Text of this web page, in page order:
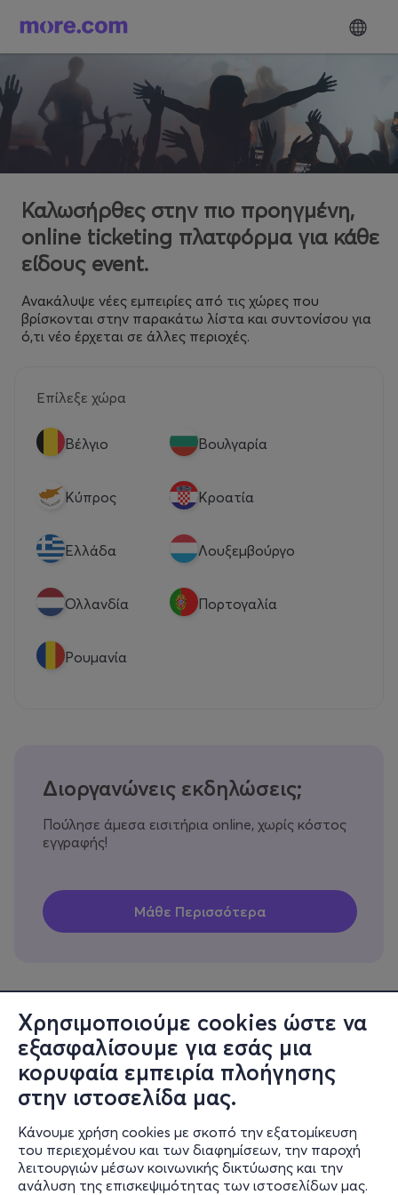
Χρησιμοποιούμε cookies ώστε να
εξασφαλίσουμε για εσάς μια
κορυφαία εμπειρία πλοήγησης
στην ιστοσελίδα μας.
Κάνουμε χρήση cookies με σκοπό την εξατομίκευση
του περιεχομένου και των διαφημίσεων, την παροχή
λειτουργιών μέσων κοινωνικής δικτύωσης και την
ανάλυση της επισκεψιμότητας των ιστοσελίδων μας.
Καλωσήρθες στην πιο προηγμένη,
online ticketing πλατφόρμα για κάθε
είδους event.
Ανακάλυψε νέες εμπειρίες από τις χώρες που
βρίσκονται στην παρακάτω λίστα και συντονίσου για
ό,τι νέο έρχεται σε άλλες περιοχές.
Επίλεξε χώρα
Βέλγιο Βουλγαρία
Κύπρος Κροατία
Eλλάδα Λουξεμβούργο
Ολλανδία Πορτογαλία
Ρουμανία
Διοργανώνεις εκδηλώσεις;
Πούλησε άμεσα εισιτήρια online, χωρίς κόστος
εγγραφής!
Πληροφορίες
Υποστήριξη
Stay Connected